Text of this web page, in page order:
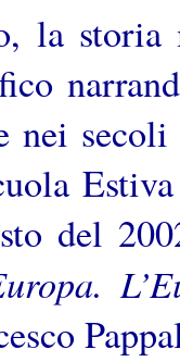
la storia
nei
del